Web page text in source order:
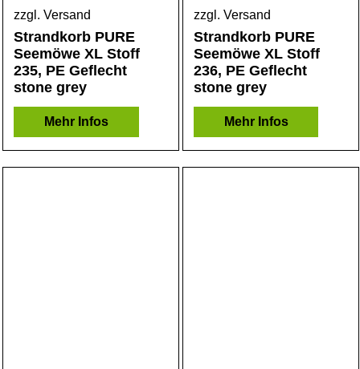
zzgl. Versand
Strandkorb PURE
Seemöwe XL Stoff
235, PE Geflecht
stone grey
Mehr Infos
zzgl. Versand
Strandkorb PURE
Seemöwe XL Stoff
236, PE Geflecht
stone grey
Mehr Infos